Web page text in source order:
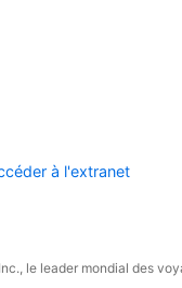
à l'extranet
le leader mondial des